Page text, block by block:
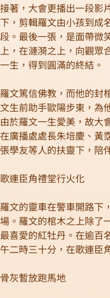
接著，大會更播出一段影
下，剪輯羅文由小孩到成
段。最後一張，是面帶微
上，在漣漪之上，向觀眾
一生，得到圓滿的終結。
羅文篤信佛教，而他的封
文生前助手歐陽步東，為
由於羅文一生愛美，故大
在廣播處處長朱培慶、黃
張學友等人的扶靈下，陪
歌連臣角禮堂行火化
羅文的靈車在警車開路下
場。羅文的棺木之上除了
最喜愛的紅牡丹。在逾百
午二時三十分，在歌連臣
骨灰暫放跑馬地